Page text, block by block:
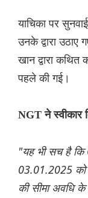
याचिका पर
उनके द्वारा उठाए
खान द्वारा
पहले की गई।
NGT ने स्वीकार
"यह भी सच है कि
03.01.2025 को
की सीमा अवधि